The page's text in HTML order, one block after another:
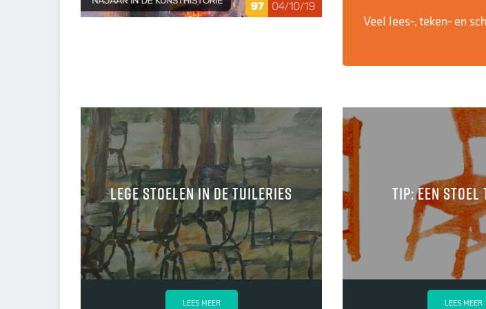
Veel lees-, teken- en
Lege stoelen in de Tuileries
LEES MEER
Tip: een stoel
LEES MEER